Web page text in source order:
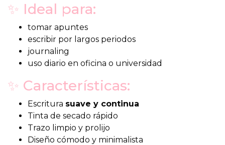
✨ Ideal para:
tomar apuntes
escribir por largos periodos
journaling
uso diario en oficina o universidad
✨ Características:
Escritura suave y continua
Tinta de secado rápido
Trazo limpio y prolijo
Diseño cómodo y minimalista